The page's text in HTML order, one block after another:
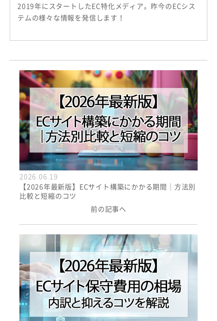
2019年にスタートしたEC特化メディア。昨今のECシス
テムの様々な情報を発信します！
2026.06.19
【2026年最新版】ECサイト構築にかかる期間｜方法別
比較と短縮のコツ
前の記事へ